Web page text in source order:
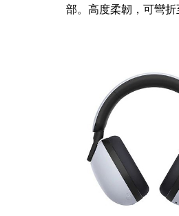
部。高度柔韌，可彎折